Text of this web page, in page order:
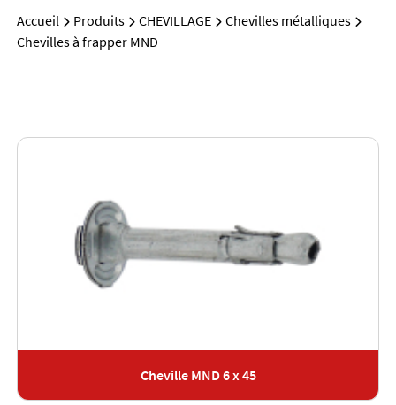
Accueil Produits CHEVILLAGE
Chevilles métalliques
Chevilles à frapper MND
Cheville MND 6 x 45